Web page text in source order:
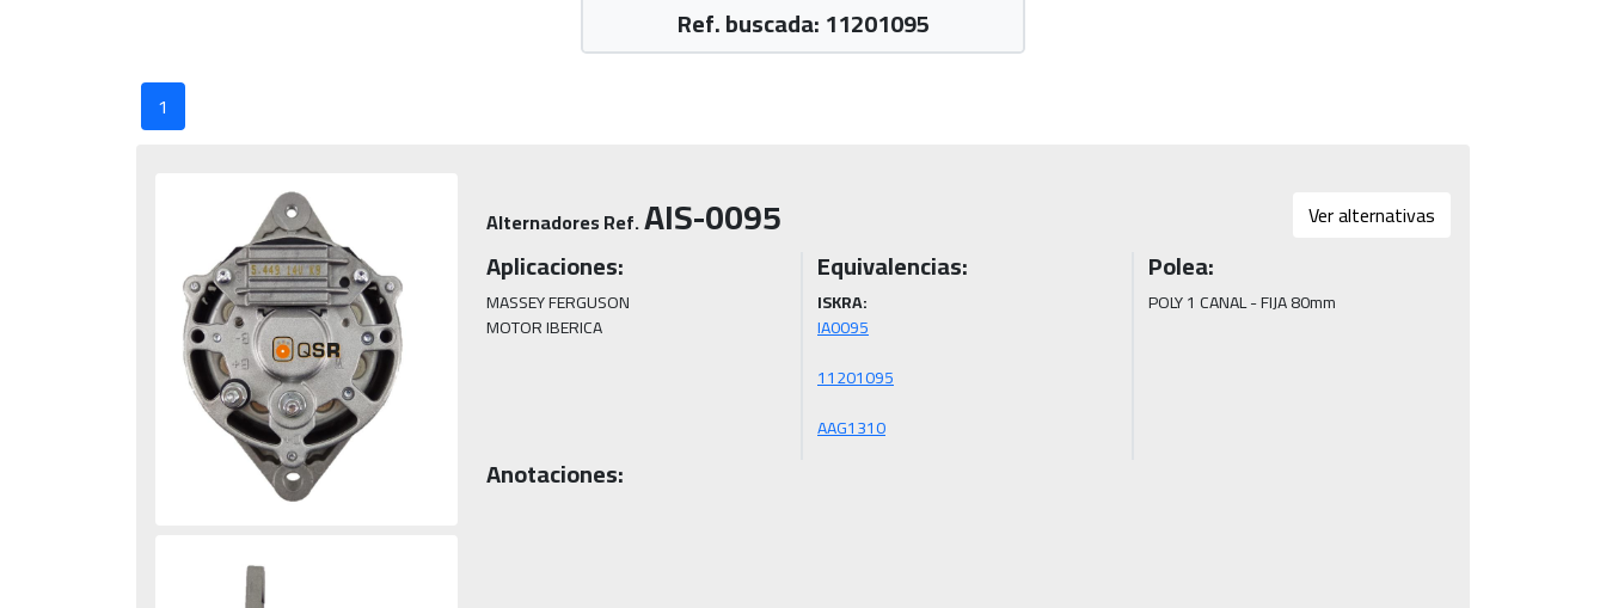
Ref. buscada: 11201095
1
Alternadores Ref.AIS-0095 Ver alternativas
Aplicaciones:
MASSEY FERGUSON
MOTOR IBERICA
Equivalencias:
ISKRA:
IA0095
11201095
AAG1310
Polea:
POLY 1 CANAL - FIJA 80mm
Anotaciones: